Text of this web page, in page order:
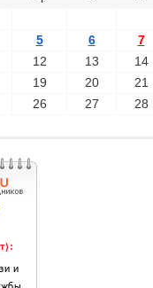
5 6 7
12 13 14
19 20 21
26 27 28